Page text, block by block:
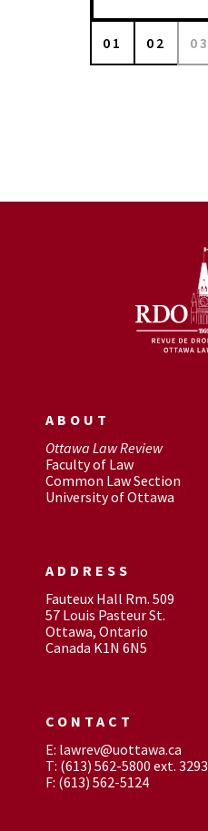
01 02 03
ABOUT
Ottawa Law Review
Faculty of Law
Common Law Section
University of Ottawa
ADDRESS
Fauteux Hall Rm. 509
57 Louis Pasteur St.
Ottawa, Ontario
Canada K1N 6N5
CONTACT
E: lawrev@uottawa.ca
T: (613) 562-5800 ext. 3293
F: (613) 562-5124